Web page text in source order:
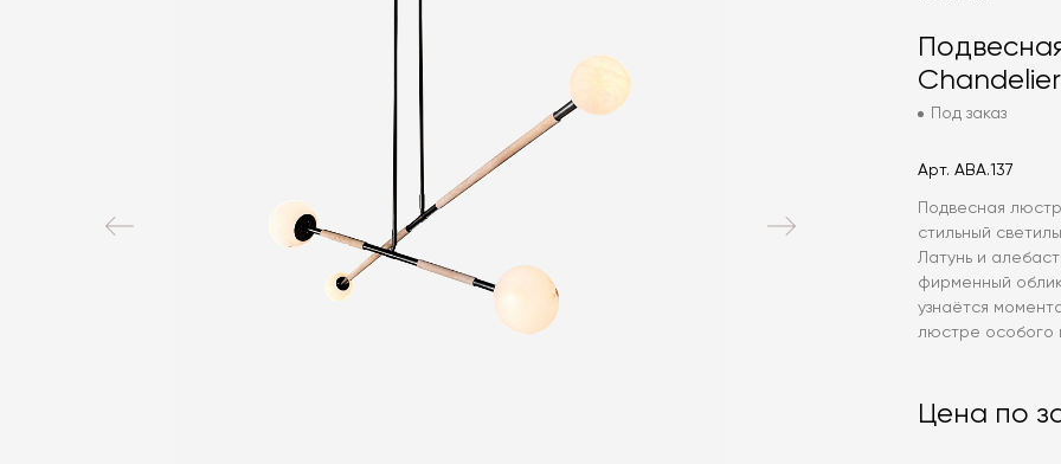
Chandelier
Под заказ
Арт.ABA.137
Подвесная
стильный
Латунь и
фирменный
узнаётся
люстре особого
Цена по